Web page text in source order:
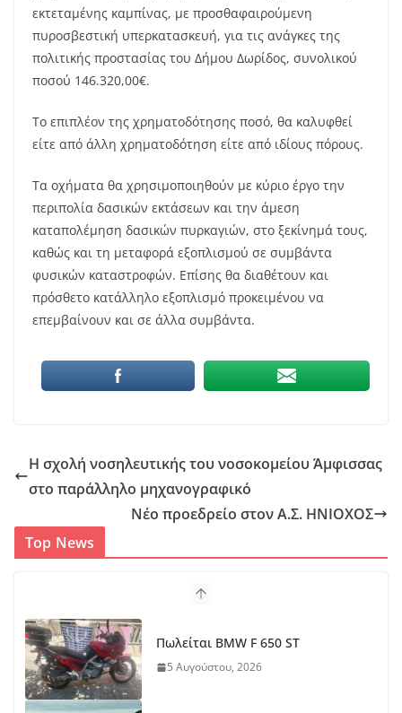
εκτεταμένης καμπίνας, με προσθαφαιρούμενη
πυροσβεστική υπερκατασκευή, για τις ανάγκες της
πολιτικής προστασίας του Δήμου Δωρίδος, συνολικού
ποσού 146.320,00€.
Το επιπλέον της χρηματοδότησης ποσό, θα καλυφθεί
είτε από άλλη χρηματοδότηση είτε από ιδίους πόρους.
Τα οχήματα θα χρησιμοποιηθούν με κύριο έργο την
περιπολία δασικών εκτάσεων και την άμεση
καταπολέμηση δασικών πυρκαγιών, στο ξεκίνημά τους,
καθώς και τη μεταφορά εξοπλισμού σε συμβάντα
φυσικών καταστροφών. Επίσης θα διαθέτουν και
πρόσθετο κατάλληλο εξοπλισμό προκειμένου να
επεμβαίνουν και σε άλλα συμβάντα.
Η σχολή νοσηλευτικής του νοσοκομείου Άμφισσας
στο παράλληλο μηχανογραφικό
Νέο προεδρείο στον Α.Σ. ΗΝΙΟΧΟΣ
Top News
Πωλείται BMW F 650 ST
5 Αυγούστου, 2026